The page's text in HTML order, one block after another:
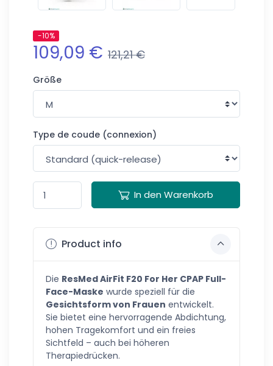
-10%
109,09 € 121,21 €
Größe
Type de coude (connexion)
In den Warenkorb
Product info
Die ResMed AirFit F20 For Her CPAP Full-
Face-Maske wurde speziell für die
Gesichtsform von Frauen entwickelt.
Sie bietet eine hervorragende Abdichtung,
hohen Tragekomfort und ein freies
Sichtfeld – auch bei höheren
Therapiedrücken.